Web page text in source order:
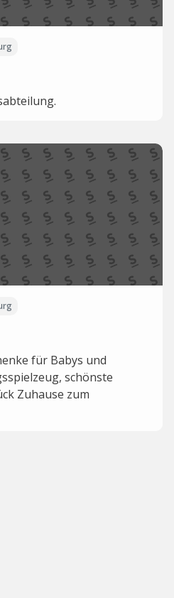
für Babys und
schönste
Zuhause zum